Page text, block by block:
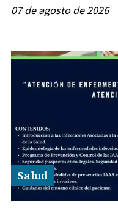
07 de agosto de 2026
Salud